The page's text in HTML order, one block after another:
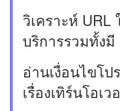
วิเคราะห์ URL
บริการรวมทั้งมี
อ่านเงื่อนไขโ
เรื่องเทิร์นโอเ